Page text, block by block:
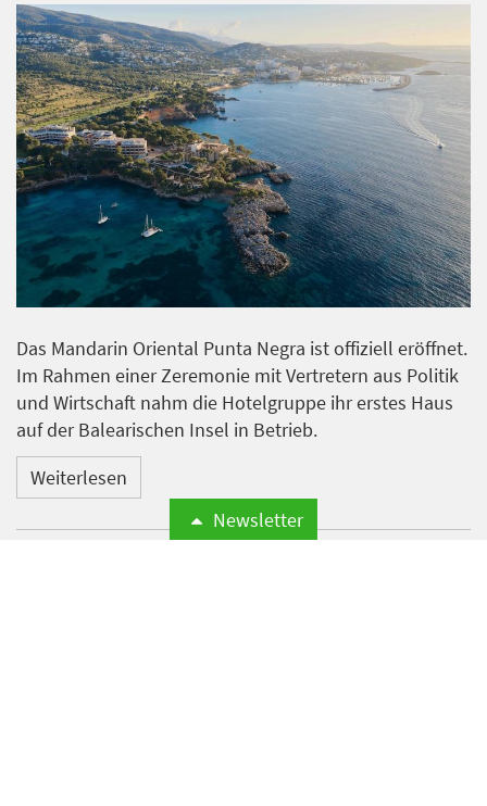
Das Mandarin Oriental Punta Negra ist offiziell eröffnet.
Im Rahmen einer Zeremonie mit Vertretern aus Politik
und Wirtschaft nahm die Hotelgruppe ihr erstes Haus
auf der Balearischen Insel in Betrieb.
Weiterlesen
Newsletter